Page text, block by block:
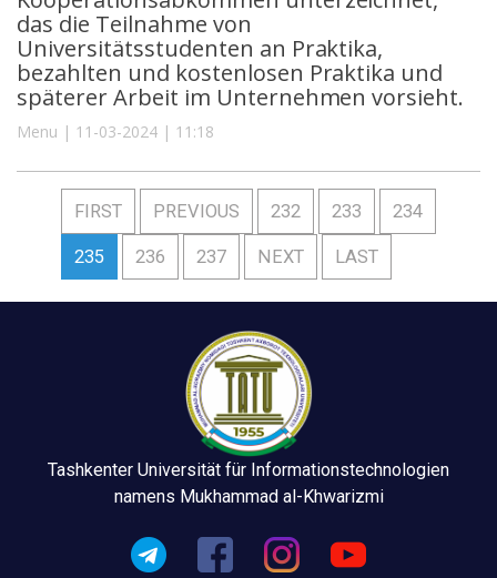
das die Teilnahme von
Universitätsstudenten an Praktika,
bezahlten und kostenlosen Praktika und
späterer Arbeit im Unternehmen vorsieht.
Menu | 11-03-2024 | 11:18
FIRST PREVIOUS 232 233 234
235 236 237 NEXT LAST
Tashkenter Universität für Informationstechnologien
namens Mukhammad al-Khwarizmi